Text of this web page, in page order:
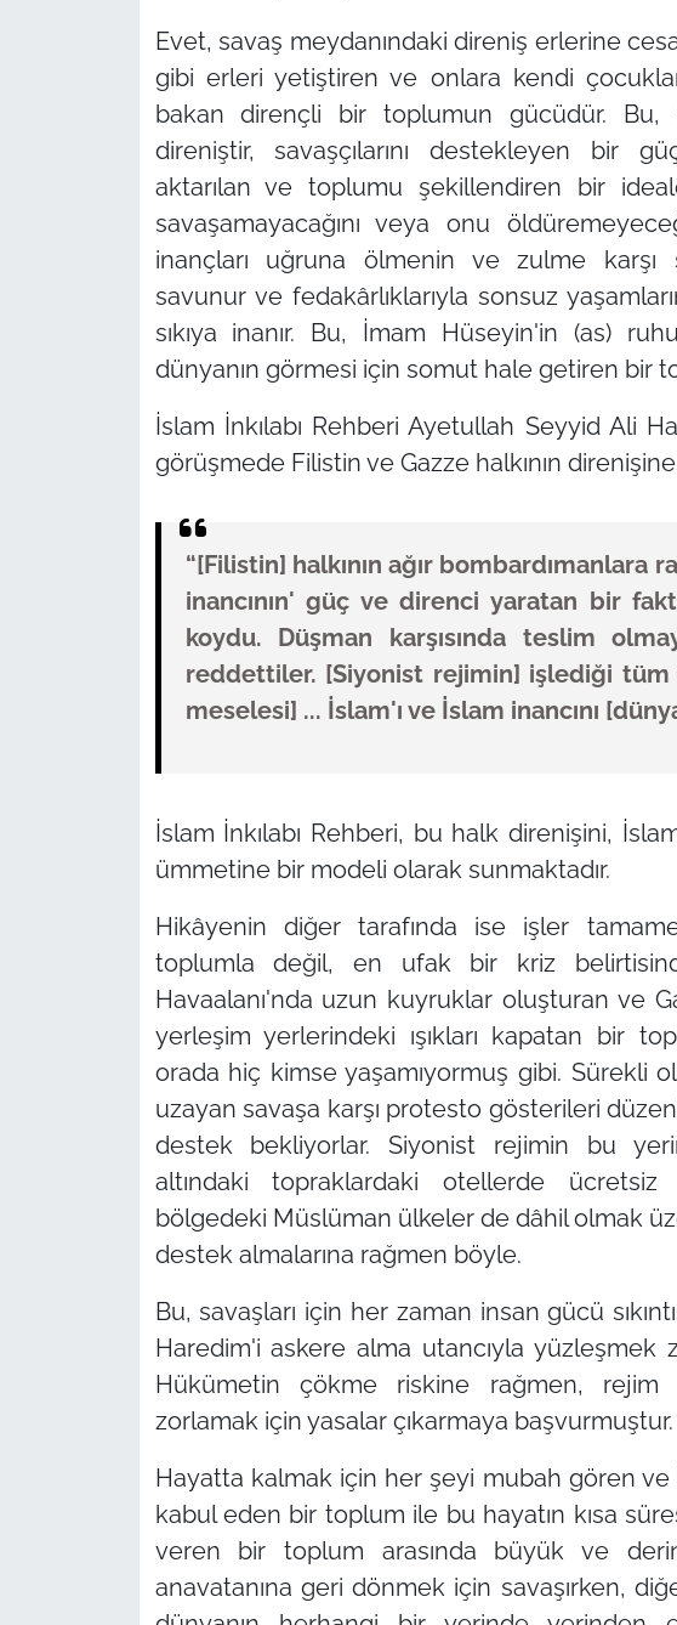
Evet, savaş meydanındaki direniş erlerine
gibi erleri yetiştiren ve onlara kendi
bakan dirençli bir toplumun gücüdür.
direniştir, savaşçılarını destekleyen bir
aktarılan ve toplumu şekillendiren bir
savaşamayacağını veya onu
inançları uğruna ölmenin ve zulme karşı
savunur ve fedakârlıklarıyla sonsuz
sıkıya inanır. Bu, İmam Hüseyin'in (as)
dünyanın görmesi için somut hale getiren bir
İslam İnkılabı Rehberi Ayetullah Seyyid Ali
görüşmede Filistin ve Gazze halkının
“[Filistin] halkının ağır bombardımanlara
inancının' güç ve direnci yaratan bir
koydu. Düşman karşısında teslim
reddettiler. [Siyonist rejimin] işlediği tüm
meselesi] ... İslam'ı ve İslam inancını
İslam İnkılabı Rehberi, bu halk direnişini,
ümmetine bir modeli olarak sunmaktadır.
Hikâyenin diğer tarafında ise işler
toplumla değil, en ufak bir kriz
Havaalanı'nda uzun kuyruklar oluşturan ve
yerleşim yerlerindeki ışıkları kapatan bir
orada hiç kimse yaşamıyormuş gibi. Sürekli
uzayan savaşa karşı protesto gösterileri
destek bekliyorlar. Siyonist rejimin bu
altındaki topraklardaki otellerde ücretsiz
bölgedeki Müslüman ülkeler de dâhil olmak
destek almalarına rağmen böyle.
Bu, savaşları için her zaman insan gücü
Haredim'i askere alma utancıyla yüzleşmek
Hükümetin çökme riskine rağmen, rejim
zorlamak için yasalar çıkarmaya başvurmuştur.
Hayatta kalmak için her şeyi mubah gören
kabul eden bir toplum ile bu hayatın kısa
veren bir toplum arasında büyük ve
anavatanına geri dönmek için savaşırken,